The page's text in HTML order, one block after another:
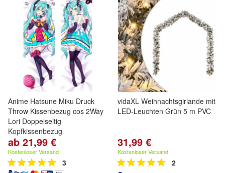
Anime Hatsune Miku Druck
Throw Kissenbezug cos 2Way
Lori Doppelseitig
Kopfkissenbezug
ab 21,99 €
Kostenloser Versand
3
vidaXL Weihnachtsgirlande mit
LED-Leuchten Grün 5 m PVC
31,99 €
Kostenloser Versand
2